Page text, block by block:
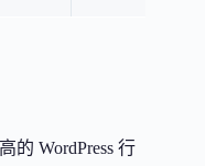
的 WordPress 行